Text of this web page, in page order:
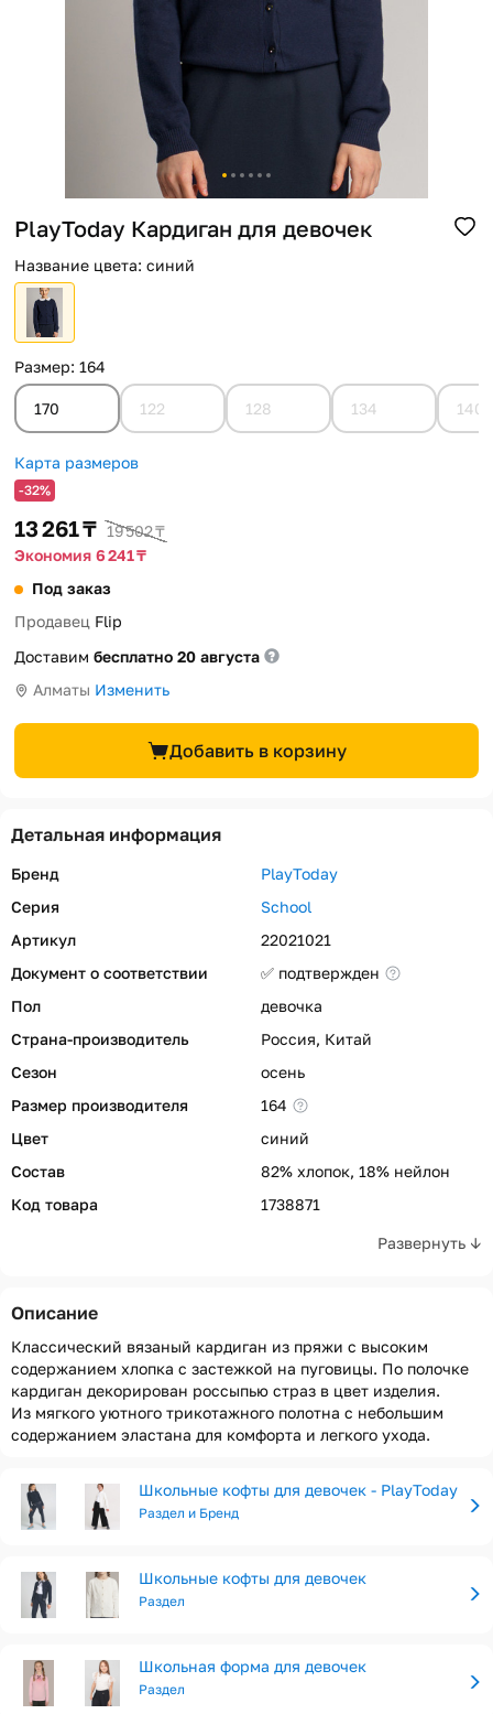
PlayToday Кардиган для девочек
Название цвета: синий
Размер: 164
170 122 128 134 140
Карта размеров
-32%
13 261 ₸ 19 502 ₸
Экономия 6 241 ₸
Под заказ
Продавец Flip
Доставим бесплатно 20 августа
Алматы Изменить
Добавить в корзину
Детальная информация
Развернуть ↓
Бренд
PlayToday
Серия
School
Артикул
22021021
Документ о соответствии
✅ подтвержден
Пол
девочка
Страна-производитель
Россия, Китай
Сезон
осень
Размер производителя
164
Цвет
синий
Состав
82% хлопок, 18% нейлон
Код товара
1738871
Описание
Классический вязаный кардиган из пряжи с высоким
содержанием хлопка с застежкой на пуговицы. По полочке
кардиган декорирован россыпью страз в цвет изделия.
Из мягкого уютного трикотажного полотна с небольшим
содержанием эластана для комфорта и легкого ухода.
Школьные кофты для девочек - PlayToday
Раздел и Бренд
Школьные кофты для девочек
Раздел
Школьная форма для девочек
Раздел
Способы доставки
Способы оплаты